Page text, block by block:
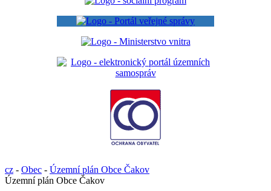
cz - Obec - Územní plán Obce Čakov
Územní plán Obce Čakov